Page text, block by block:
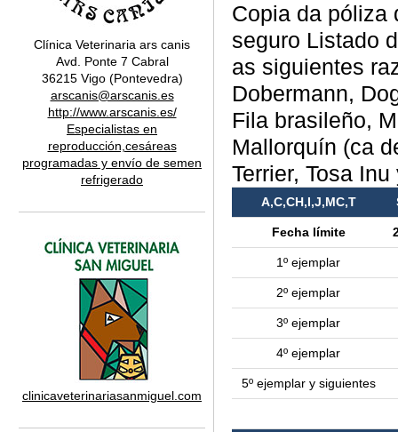
Clínica Veterinaria ars canis
Avd. Ponte 7 Cabral
36215 Vigo (Pontevedra)
arscanis@arscanis.es
http://www.arscanis.es/
Especialistas en
reproducción,cesáreas
programadas y envío de semen
refrigerado
clinicaveterinariasanmiguel.com
Copia da póliza
seguro Listado
as siguientes
Dobermann,
Fila brasileño,
Mallorquín (ca
Terrier, Tosa
A,C,CH,I,J,MC,T
Fecha límite
1º ejemplar
2º ejemplar
3º ejemplar
4º ejemplar
5º ejemplar y siguientes